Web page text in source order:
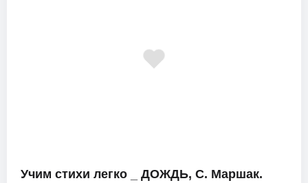
Учим стихи легко _ ДОЖДЬ, С. Маршак.